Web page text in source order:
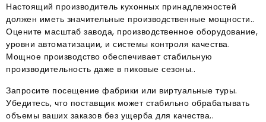
Настоящий производитель кухонных принадлежностей
должен иметь значительные производственные мощности..
Оцените масштаб завода, производственное оборудование,
уровни автоматизации, и системы контроля качества.
Мощное производство обеспечивает стабильную
производительность даже в пиковые сезоны..
Запросите посещение фабрики или виртуальные туры.
Убедитесь, что поставщик может стабильно обрабатывать
объемы ваших заказов без ущерба для качества..